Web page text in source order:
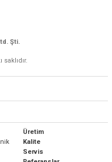
Şti.
Üretim
Kalite
Servis